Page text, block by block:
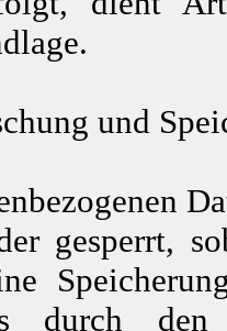
und
gesperrt,
durch den